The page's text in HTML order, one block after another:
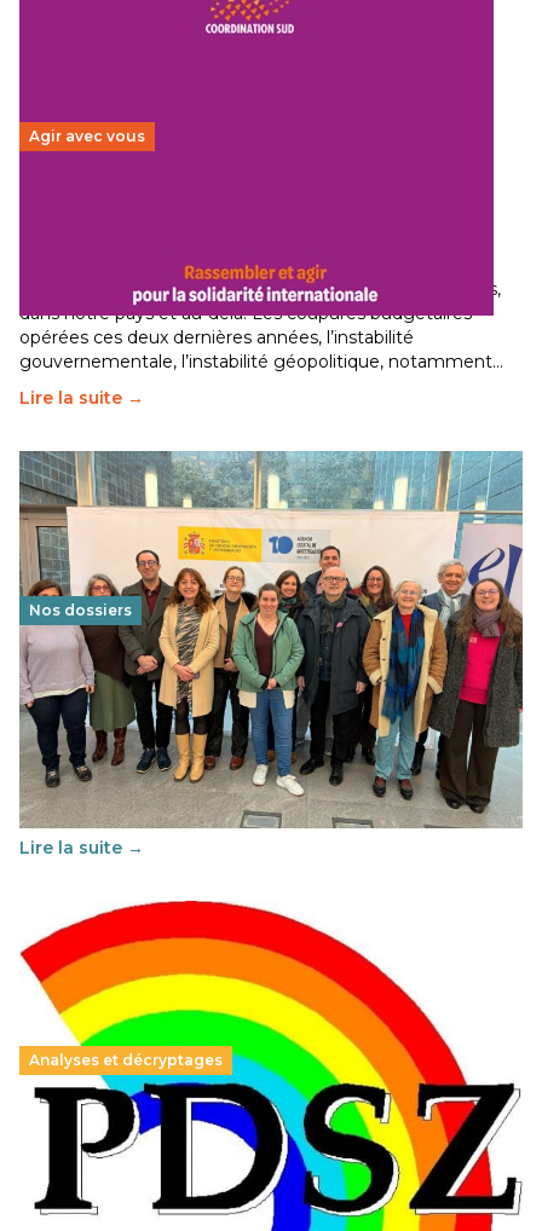
Agir avec vous
Le secteur humanitaire connaît des difficultés profondes,
dans notre pays et au-delà. Les coupures budgétaires
opérées ces deux dernières années, l’instabilité
gouvernementale, l’instabilité géopolitique, notamment…
Lire la suite →
Nos dossiers
Éducation au vivre-ensemble : un échange croisé
franco-espagnol pour changer d’approche
29 juin 2026-National
Cette année, l'UNSA Éducation a mené un projet Erasmus
soutenu par l'union Européenne et centré sur l'éducation
au vivre-ensemble : quelles différences entre la France…
Lire la suite →
Analyses et décryptages
Hongrie : du changement pour les politiques
éducatives, aussi !
25 juin 2026
En Hongrie, le conservateur Peter Magyar et son parti